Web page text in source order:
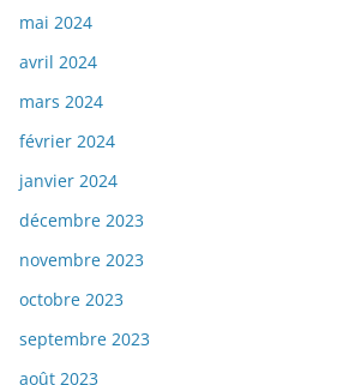
mai 2024
avril 2024
mars 2024
février 2024
janvier 2024
décembre 2023
novembre 2023
octobre 2023
septembre 2023
août 2023